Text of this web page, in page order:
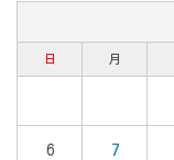
日 月
6 7